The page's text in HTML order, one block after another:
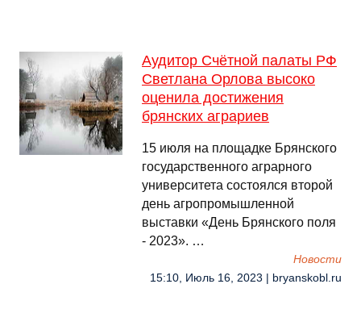
Аудитор Счётной палаты РФ
Светлана Орлова высоко
оценила достижения
брянских аграриев
15 июля на площадке Брянского
государственного аграрного
университета состоялся второй
день агропромышленной
выставки «День Брянского поля
- 2023». …
Новости
15:10, Июль 16, 2023 | bryanskobl.ru